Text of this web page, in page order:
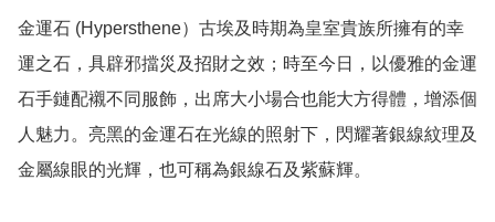
金運石 (Hypersthene）古埃及時期為皇室貴族所擁有的幸
運之石，具辟邪擋災及招財之效；時至今日，以優雅的金運
石手鏈配襯不同服飾，出席大小場合也能大方得體，增添個
人魅力。亮黑的金運石在光線的照射下，閃耀著銀線紋理及
金屬線眼的光輝，也可稱為銀線石及紫蘇輝。